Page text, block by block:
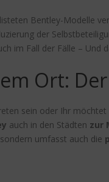
Bentley-Modelle
der
im Fall der Fälle – Und
Ort:
sein oder Ihr möchtet
auch in den Städten zur
umfasst auch die